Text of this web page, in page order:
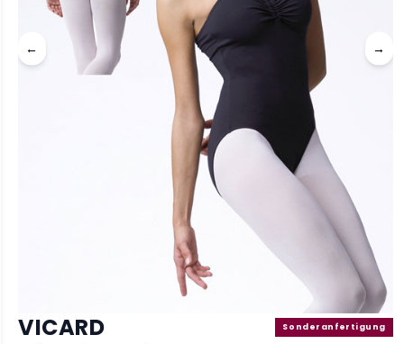
← →
Sonderanfertigung
VICARD